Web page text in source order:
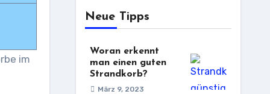
im
Neue Tipps
Woran erkennt
man einen guten
Strandkorb?
März 9, 2023